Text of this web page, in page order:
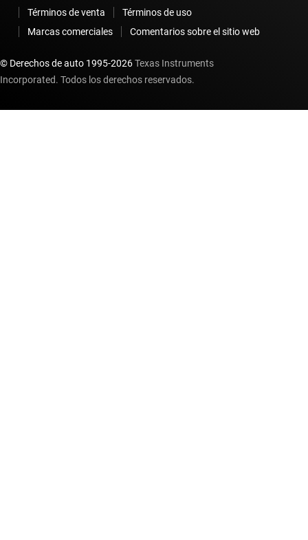
Términos de venta
Términos de uso
Marcas comerciales
Comentarios sobre el sitio web
© Derechos de auto 1995-2026Texas Instruments
Incorporated. Todos los derechos reservados.